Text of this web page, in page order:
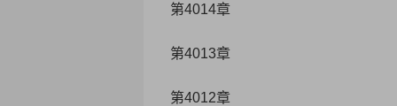
第4014章
第4013章
第4012章